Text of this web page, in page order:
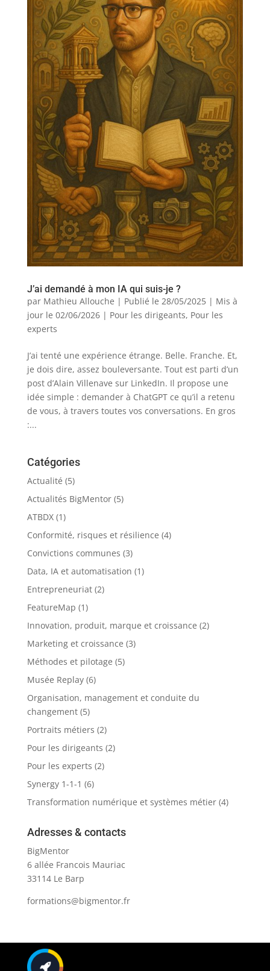
J’ai demandé à mon IA qui suis-je ?
par Mathieu Allouche | Publié le 28/05/2025 | Mis à
jour le 02/06/2026| Pour les dirigeants, Pour les
experts
J’ai tenté une expérience étrange. Belle. Franche. Et,
je dois dire, assez bouleversante. Tout est parti d’un
post d’Alain Villenave sur LinkedIn. Il propose une
idée simple : demander à ChatGPT ce qu’il a retenu
de vous, à travers toutes vos conversations. En gros
:...
Catégories
Actualité (5)
Actualités BigMentor(5)
ATBDX(1)
Conformité, risques et résilience (4)
Convictions communes (3)
Data, IA et automatisation (1)
Entrepreneuriat(2)
FeatureMap (1)
Innovation, produit, marque et croissance (2)
Marketing et croissance (3)
Méthodes et pilotage (5)
Musée Replay(6)
Organisation, management et conduite du
changement(5)
Portraits métiers (2)
Pour les dirigeants (2)
Pour les experts (2)
Synergy 1-1-1 (6)
Transformation numérique et systèmes métier(4)
Adresses & contacts
BigMentor
6 allée Francois Mauriac
33114 Le Barp
formations@bigmentor.fr